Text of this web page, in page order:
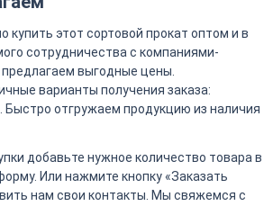
купить этот сортовой прокат оптом и в
сотрудничества с компаниями-
выгодные цены.
варианты получения заказа:
Быстро отгружаем продукцию из наличия
добавьте нужное количество товара в
Или нажмите кнопку «Заказать
нам свои контакты. Мы свяжемся с